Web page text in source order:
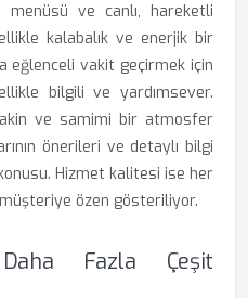
ve canlı, hareketli
kalabalık ve enerjik bir
eğlenceli vakit geçirmek için
bilgili ve yardımsever.
ve samimi bir atmosfer
önerileri ve detaylı bilgi
Hizmet kalitesi ise her
özen gösteriliyor.
Fazla Çeşit